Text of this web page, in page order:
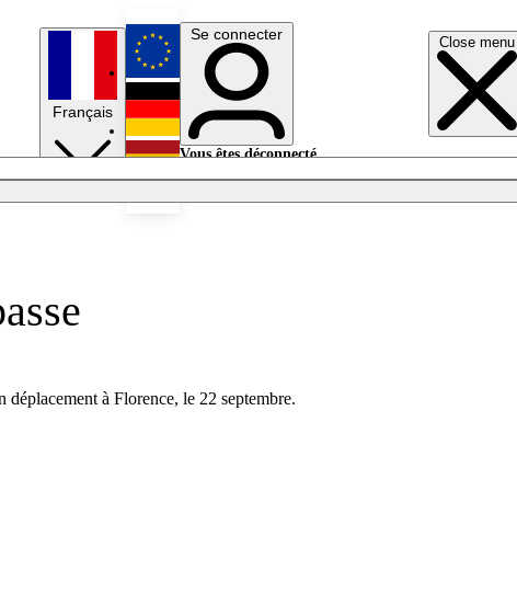
Close menu
Français
English
Deutsch
Se connecter
Vous êtes déconnecté.
à Florence, le 22 septembre.